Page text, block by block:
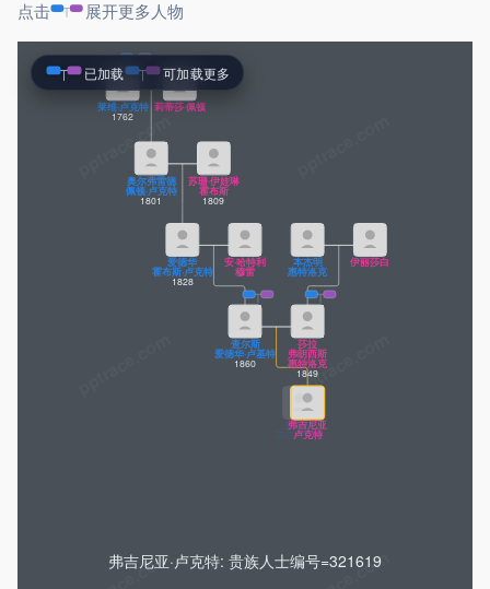
点击 展开更多人物
pptrace.com
弗吉尼亚
卢克特
夏洛特
加尔布雷斯
查尔斯
爱德华·卢基特
1860
莎拉
弗朗西斯
惠特洛克
1849
爱德华
霍布斯·卢克特
1828
安·哈特利
穆雷
本杰明
惠特洛克
伊丽莎白
奥尔弗雷德
佩顿·卢克特
1801
苏珊·伊娃琳
霍布斯
1809
莱维·卢克特
1762
莉蒂莎·佩顿
奥德利
加尔布雷思
弗吉尼亚·卢克特: 贵族人士编号=321619
已加载 可加载更多